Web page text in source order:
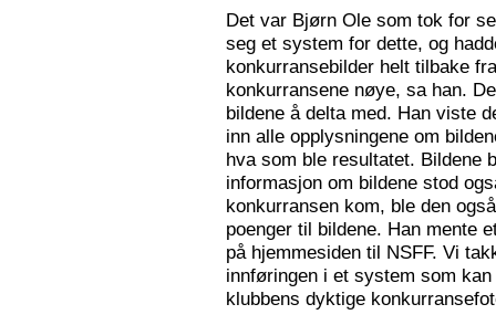
Det var Bjørn Ole som tok for
seg et system for dette, og
konkurransebilder helt tilbake
konkurransene nøye, sa han.
bildene å delta med. Han viste
inn alle opplysningene om
hva som ble resultatet. Bildene
informasjon om bildene stod
konkurransen kom, ble den
poenger til bildene. Han mente
på hjemmesiden til NSFF. Vi
innføringen i et system som
klubbens dyktige